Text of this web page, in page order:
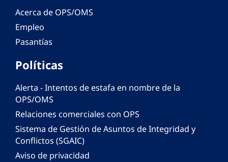
Acerca de OPS/OMS
Empleo
Pasantías
Políticas
Alerta - Intentos de estafa en nombre de la
OPS/OMS
Relaciones comerciales con OPS
Sistema de Gestión de Asuntos de Integridad y
Conflictos (SGAIC)
Aviso de privacidad